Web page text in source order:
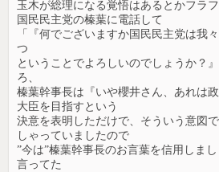
玉木が総理になる覚悟はあるとかフラ
国民民主党の榛葉に電話して
「『何でございますか国民民主党は我
つ
ということでよろしいのでしょうか？
ろ、
榛葉幹事長は『いや櫻井さん、あれは
大臣を目指すという
決意を表明しただけで、そういう意図
しゃっていましたので
”今は”榛葉幹事長のお言葉を信用しま
言ってた